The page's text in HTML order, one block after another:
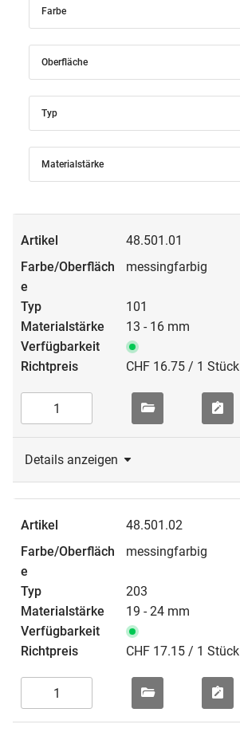
Farbe
Oberfläche
Typ
Materialstärke
48.501.01
messingfarbig
101
13 - 16 mm
CHF 16.75 / 1 Stück
Details anzeigen
48.501.02
messingfarbig
203
19 - 24 mm
CHF 17.15 / 1 Stück